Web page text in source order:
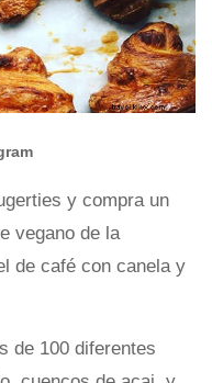
y compra un
vegano de la
de café con canela y
de 100 diferentes